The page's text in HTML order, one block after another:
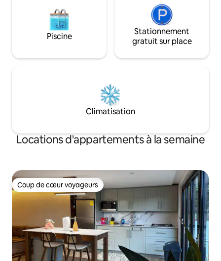
Piscine
Stationnement
gratuit sur place
Climatisation
Locations d'appartements à la semaine
Coup de cœur voyageurs
Coup de cœur voyageurs